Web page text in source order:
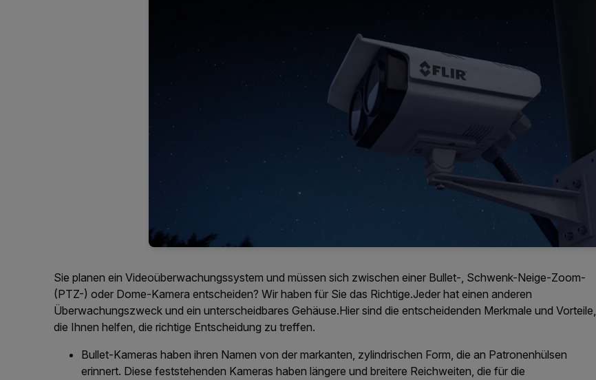
Sie planen ein Videoüberwachungssystem und müssen sich zwischen einer Bullet-, Schwenk-Neige-Zoom-
(PTZ-) oder Dome-Kamera entscheiden? Wir haben für Sie das Richtige.Jeder hat einen anderen
Überwachungszweck und ein unterscheidbares Gehäuse.Hier sind die entscheidenden Merkmale und Vorteile,
die Ihnen helfen, die richtige Entscheidung zu treffen.
Bullet-Kameras haben ihren Namen von der markanten, zylindrischen Form, die an Patronenhülsen
erinnert. Diese feststehenden Kameras haben längere und breitere Reichweiten, die für die